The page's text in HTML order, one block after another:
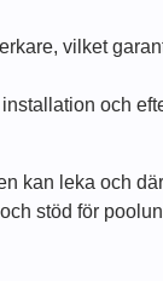
vilket
och
kan leka och
stöd för